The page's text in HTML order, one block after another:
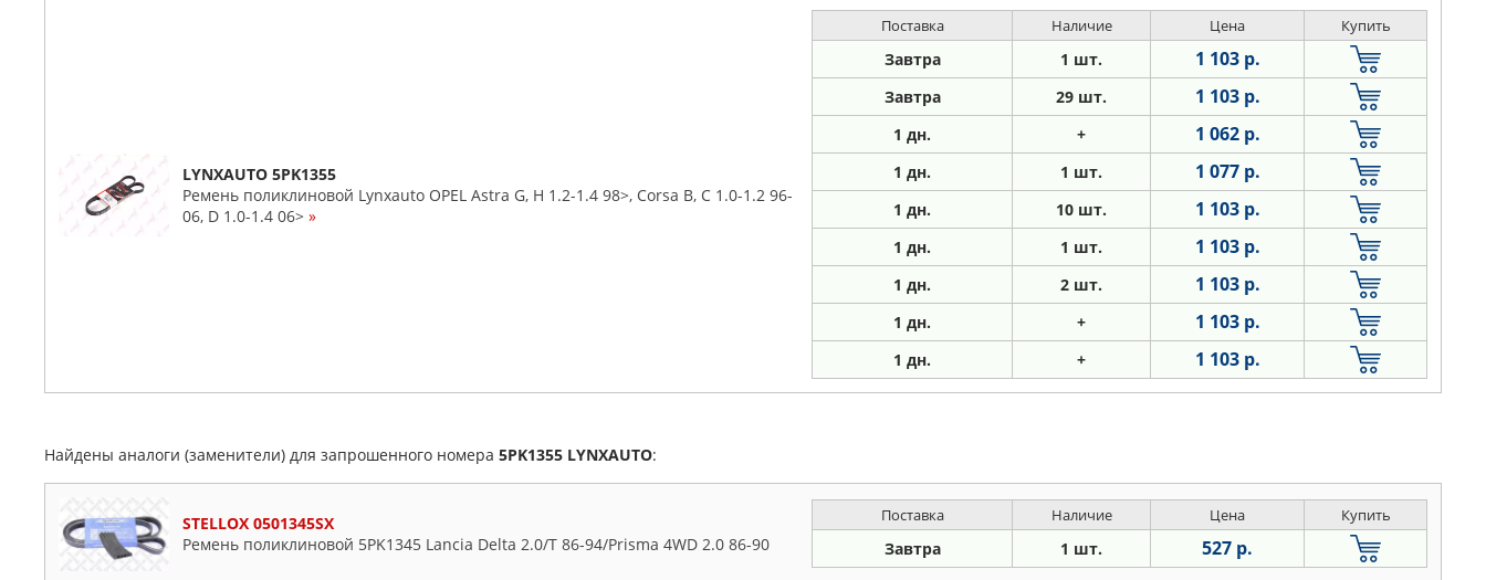
LYNXAUTO 5PK1355
Ремень поликлиновой Lynxauto OPEL Astra G, H 1.2-1.4 98>, Corsa B, C 1.0-1.2 96-
06, D 1.0-1.4 06> »
Поставка Наличие Цена Купить
Завтра 1 шт. 1 103 р.
Завтра 29 шт. 1 103 р.
1 дн. + 1 062 р.
1 дн. 1 шт. 1 077 р.
1 дн. 10 шт. 1 103 р.
1 дн. 1 шт. 1 103 р.
1 дн. 2 шт. 1 103 р.
1 дн. + 1 103 р.
1 дн. + 1 103 р.
Найдены аналоги (заменители) для запрошенного номера 5PK1355 LYNXAUTO:
STELLOX 0501345SX
Ремень поликлиновой 5PK1345 Lancia Delta 2.0/T 86-94/Prisma 4WD 2.0 86-90
Поставка Наличие Цена Купить
Завтра 1 шт. 527 р.